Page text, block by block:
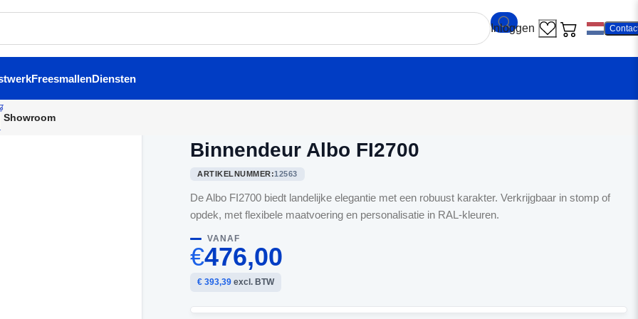
FreesmallenDiensten
Showroom
Binnendeur Albo FI2700
ARTIKELNUMMER:12563
De Albo FI2700 biedt landelijke elegantie met een robuust karakter. Verkrijgbaar in stomp of
opdek, met flexibele maatvoering en personalisatie in RAL-kleuren.
VANAF
€476,00
€ 393,39 excl. BTW